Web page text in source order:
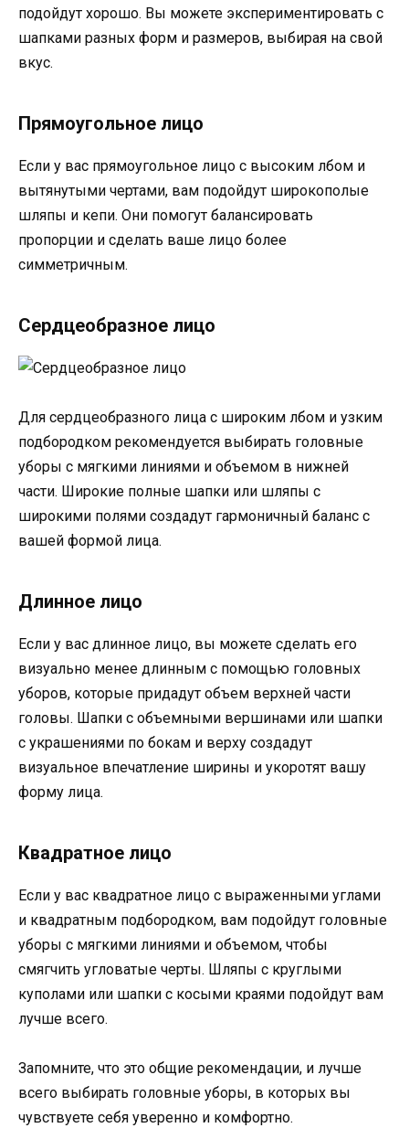
подойдут хорошо. Вы можете экспериментировать с
шапками разных форм и размеров, выбирая на свой
вкус.
Прямоугольное лицо
Если у вас прямоугольное лицо с высоким лбом и
вытянутыми чертами, вам подойдут широкополые
шляпы и кепи. Они помогут балансировать
пропорции и сделать ваше лицо более
симметричным.
Сердцеобразное лицо
Для сердцеобразного лица с широким лбом и узким
подбородком рекомендуется выбирать головные
уборы с мягкими линиями и объемом в нижней
части. Широкие полные шапки или шляпы с
широкими полями создадут гармоничный баланс с
вашей формой лица.
Длинное лицо
Если у вас длинное лицо, вы можете сделать его
визуально менее длинным с помощью головных
уборов, которые придадут объем верхней части
головы. Шапки с объемными вершинами или шапки
с украшениями по бокам и верху создадут
визуальное впечатление ширины и укоротят вашу
форму лица.
Квадратное лицо
Если у вас квадратное лицо с выраженными углами
и квадратным подбородком, вам подойдут головные
уборы с мягкими линиями и объемом, чтобы
смягчить угловатые черты. Шляпы с круглыми
куполами или шапки с косыми краями подойдут вам
лучше всего.
Запомните, что это общие рекомендации, и лучше
всего выбирать головные уборы, в которых вы
чувствуете себя уверенно и комфортно.